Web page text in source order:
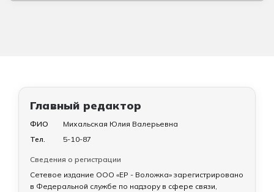
Главный редактор
ФИО
Михальская Юлия Валерьевна
Тел.
5-10-87
Сведения о регистрации
Сетевое издание ООО «ЕР - Воложка» зарегистрировано
в Федеральной службе по надзору в сфере связи,